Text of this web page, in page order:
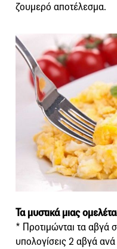
ζουμερό αποτέλεσμα.
Τα μυστικά μιας
* Προτιμώνται τα αβγά
υπολογίσεις 2 αβγά